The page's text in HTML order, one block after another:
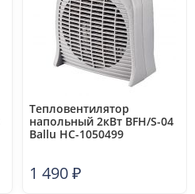
Тепловентилятор
напольный 2кВт BFH/S-04
Ballu НС-1050499
1 490₽